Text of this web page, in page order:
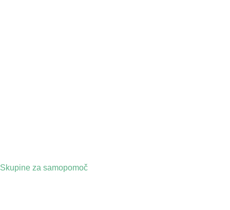
Skupine za samopomoč